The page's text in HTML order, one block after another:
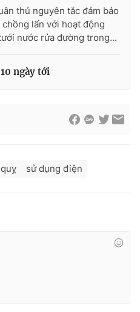
897 897
nếu không có sự chấp
VTV.vn khi phát hành lại
thủ nguyên tắc đảm bảo
lấn với hoạt động
nước rửa đường trong...
ngày tới
sử dụng điện